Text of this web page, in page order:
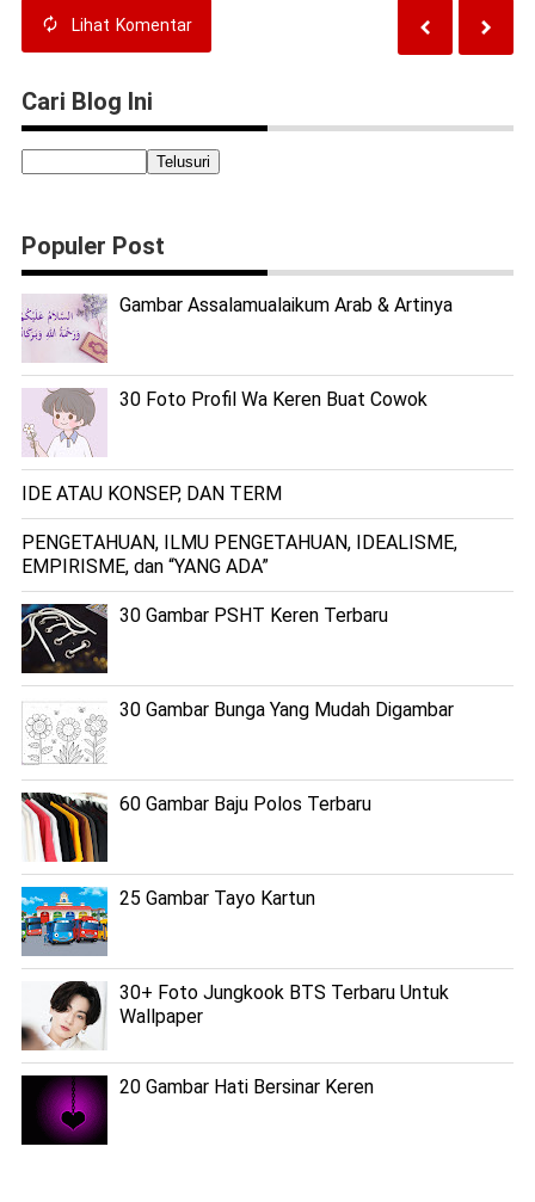
Lihat Komentar
Cari Blog Ini
Populer Post
Gambar Assalamualaikum Arab & Artinya
30 Foto Profil Wa Keren Buat Cowok
IDE ATAU KONSEP, DAN TERM
PENGETAHUAN, ILMU PENGETAHUAN, IDEALISME,
EMPIRISME, dan “YANG ADA”
30 Gambar PSHT Keren Terbaru
30 Gambar Bunga Yang Mudah Digambar
60 Gambar Baju Polos Terbaru
25 Gambar Tayo Kartun
30+ Foto Jungkook BTS Terbaru Untuk
Wallpaper
20 Gambar Hati Bersinar Keren